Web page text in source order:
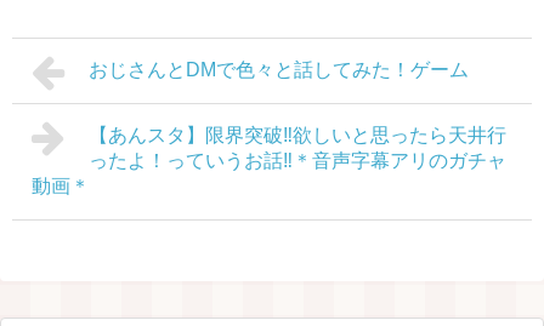
おじさんとDMで色々と話してみた！ゲーム
【あんスタ】限界突破‼︎欲しいと思ったら天井行
ったよ！っていうお話‼︎＊音声字幕アリのガチャ
動画＊